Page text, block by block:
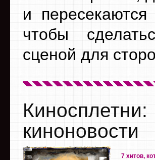
и
чтобы
сценой для
киноновости
7 хитов,